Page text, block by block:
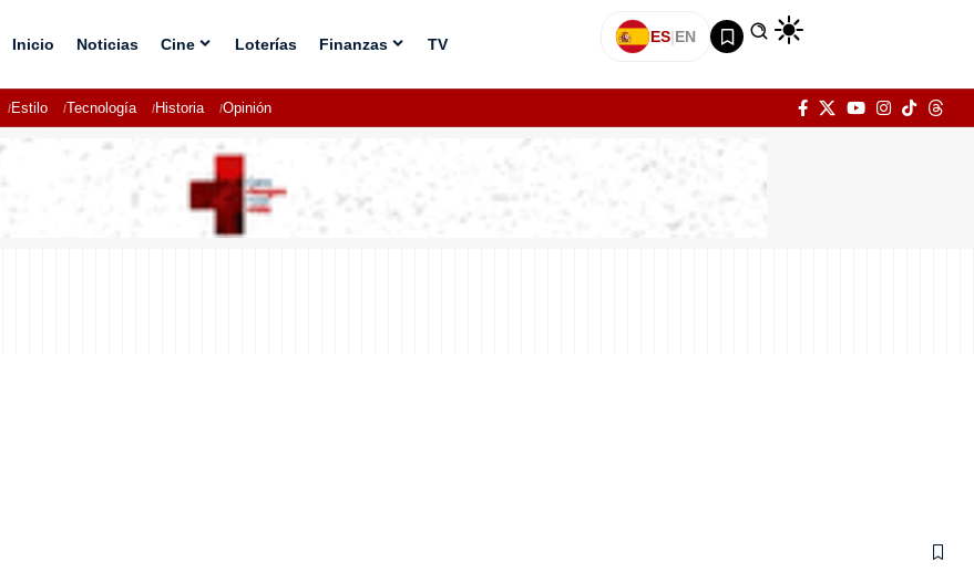
Inicio Noticias Cine Loterías Finanzas TV ES|EN
Estilo Tecnología Historia Opinión